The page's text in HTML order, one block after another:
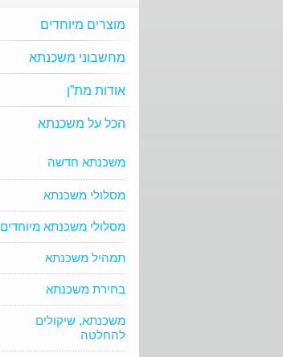
מוצרים מיוחדים
מחשבוני משכנתא
אודות מת”ן
הכל על משכנתא
משכנתא חדשה
מסלולי משכנתא
מסלולי משכנתא מיוחדים
תמהיל משכנתא
בחירת משכנתא
משכנתא, שיקולים
להחלטה